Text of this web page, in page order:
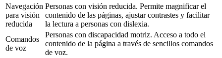
Navegación
para visión
reducida
Personas con visión reducida. Permite magnificar el
contenido de las páginas, ajustar contrastes y facilitar
la lectura a personas con dislexia.
Comandos
de voz
Personas con discapacidad motriz. Acceso a todo el
contenido de la página a través de sencillos comandos
de voz.